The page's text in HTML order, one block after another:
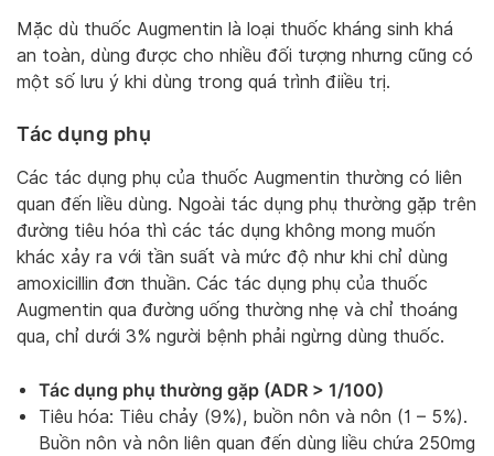
Mặc dù thuốc Augmentin là loại thuốc kháng sinh khá
an toàn, dùng được cho nhiều đối tượng nhưng cũng có
một số lưu ý khi dùng trong quá trình điiều trị.
Tác dụng phụ
Các tác dụng phụ của thuốc Augmentin thường có liên
quan đến liều dùng. Ngoài tác dụng phụ thường gặp trên
đường tiêu hóa thì các tác dụng không mong muốn
khác xảy ra với tần suất và mức độ như khi chỉ dùng
amoxicillin đơn thuần. Các tác dụng phụ của thuốc
Augmentin qua đường uống thường nhẹ và chỉ thoáng
qua, chỉ dưới 3% người bệnh phải ngừng dùng thuốc.
Tác dụng phụ thường gặp (ADR > 1/100)
Tiêu hóa: Tiêu chảy (9%), buồn nôn và nôn (1 – 5%).
Buồn nôn và nôn liên quan đến dùng liều chứa 250mg